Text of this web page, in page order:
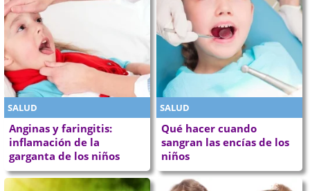
SALUD
Anginas y faringitis:
inflamación de la
garganta de los niños
SALUD
Qué hacer cuando
sangran las encías de los
niños